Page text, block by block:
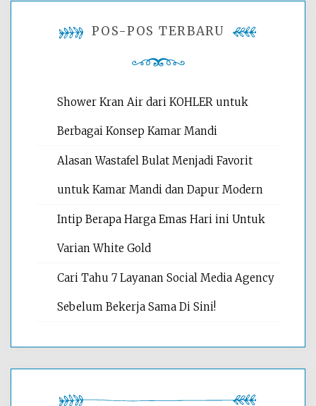
POS-POS TERBARU
Shower Kran Air dari KOHLER untuk
Berbagai Konsep Kamar Mandi
Alasan Wastafel Bulat Menjadi Favorit
untuk Kamar Mandi dan Dapur Modern
Intip Berapa Harga Emas Hari ini Untuk
Varian White Gold
Cari Tahu 7 Layanan Social Media Agency
Sebelum Bekerja Sama Di Sini!